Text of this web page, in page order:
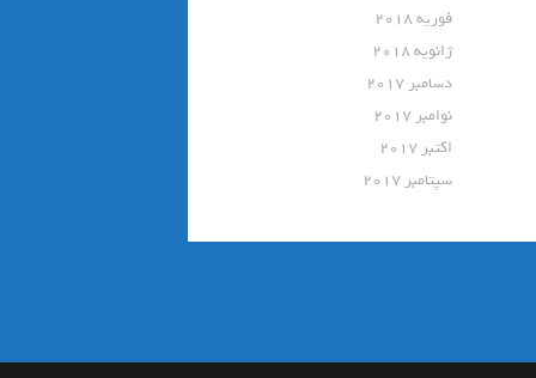
فوریه 2018
ژانویه 2018
دسامبر 2017
نوامبر 2017
اکتبر 2017
سپتامبر 2017